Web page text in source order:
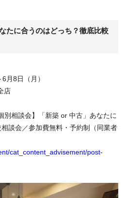
たに合うのはどっち？徹底比較
月8日（月）
店
別相談会】「新築 or 中古」あなたに
談会／参加費無料・予約制（同業者
cat_content_advisement/post-